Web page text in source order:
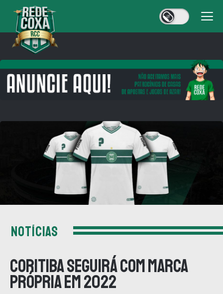
NOTÍCIAS
Coritiba seguirá com marca
própria em 2022